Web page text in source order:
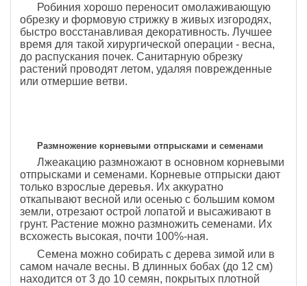
Робиния хорошо переносит омолаживающую
обрезку и формовую стрижку в живых изгородях,
быстро восстанавливая декоративность. Лучшее
время для такой хирургической операции - весна,
до распускания почек. Санитарную обрезку
растений проводят летом, удаляя поврежденные
или отмершие ветви.
Размножение корневыми отпрысками и семенами
Лжеакацию размножают в основном корневыми
отпрысками и семенами. Корневые отпрыски дают
только взрослые деревья. Их аккуратно
откапывают весной или осенью с большим комом
земли, отрезают острой лопатой и высаживают в
грунт. Растение можно размножить семенами. Их
всхожесть высокая, почти 100%-ная.
Семена можно собирать с дерева зимой или в
самом начале весны. В длинных бобах (до 12 см)
находится от 3 до 10 семян, покрытых плотной